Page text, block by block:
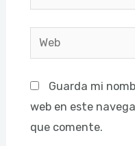
electrónico*
Web
Guarda mi
web en este
que comente.